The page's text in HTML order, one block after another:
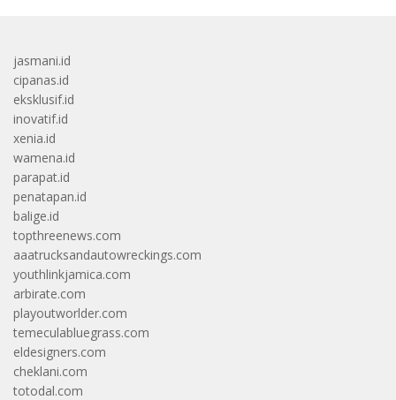
jasmani.id
cipanas.id
eksklusif.id
inovatif.id
xenia.id
wamena.id
parapat.id
penatapan.id
balige.id
topthreenews.com
aaatrucksandautowreckings.com
youthlinkjamica.com
arbirate.com
playoutworlder.com
temeculabluegrass.com
eldesigners.com
cheklani.com
totodal.com